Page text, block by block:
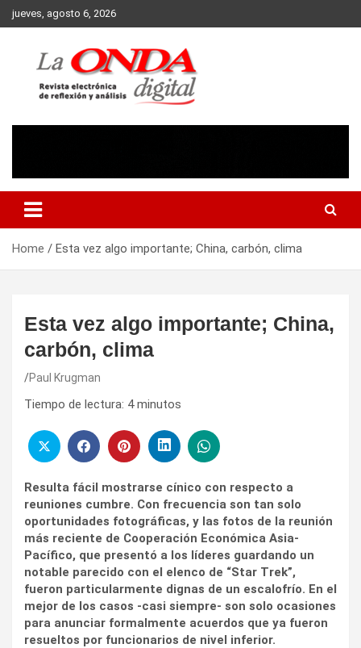
Skip
to
jueves, agosto 6, 2026
Home Esta vez algo importante; China, carbón, clima
Esta vez algo importante; China,
carbón, clima
Paul Krugman
Tiempo de lectura: 4 minutos
Resulta fácil mostrarse cínico con respecto a
reuniones cumbre. Con frecuencia son tan solo
oportunidades fotográficas, y las fotos de la reunión
más reciente de Cooperación Económica Asia-
Pacífico, que presentó a los líderes guardando un
notable parecido con el elenco de “Star Trek”,
fueron particularmente dignas de un escalofrío. En el
mejor de los casos -casi siempre- son solo ocasiones
para anunciar formalmente acuerdos que ya fueron
resueltos por funcionarios de nivel inferior.